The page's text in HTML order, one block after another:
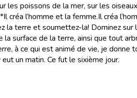
les poissons de la mer, sur les
créa l’homme et la femme.Il créa
terre et soumettez-la! Dominez
surface de la terre, ainsi que tout
à ce qui est animé de vie, je donne
un matin. Ce fut le sixième jour.